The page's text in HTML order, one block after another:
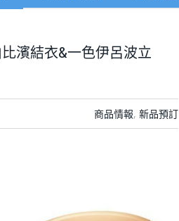
濱結衣&一色伊呂波立
商品情報, 新品預訂